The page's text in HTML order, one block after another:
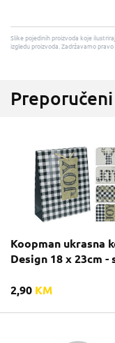
Slike pojedinih proizvoda koje
izgledu proizvoda. Zadržavamo
Koopman ukrasna
Design 18 x 23cm -
2,90 KM